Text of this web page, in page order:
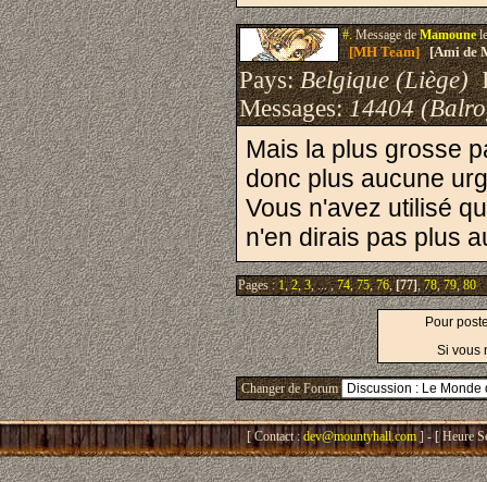
#.Message deMamoune
[MH Team][Ami de
Pays:Belgique (Liège)
Messages:14404
Mais la plus grosse
donc plus aucune
Vous n'avez utilisé
n'en dirais pas plus
Pages :1,2,3, ... ,74,75,76,[77],78,79,80
Pour
Si vous
Changer de Forum
[ Contact : dev@mountyhall.com ] - [ Heure